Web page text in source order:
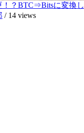
？BTC⇒Bitsに変換し
/ 14 views